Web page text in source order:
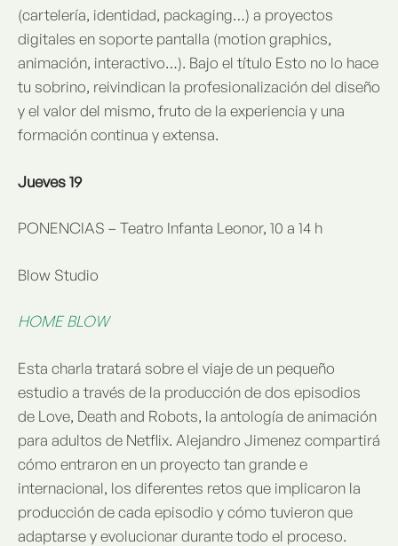
(cartelería, identidad, packaging…) a proyectos
digitales en soporte pantalla (motion graphics,
animación, interactivo…). Bajo el título Esto no lo hace
tu sobrino, reivindican la profesionalización del diseño
y el valor del mismo, fruto de la experiencia y una
formación continua y extensa.
Jueves 19
PONENCIAS – Teatro Infanta Leonor, 10 a 14 h
Blow Studio
HOME BLOW
Esta charla tratará sobre el viaje de un pequeño
estudio a través de la producción de dos episodios
de Love, Death and Robots, la antología de animación
para adultos de Netﬂix. Alejandro Jimenez compartirá
cómo entraron en un proyecto tan grande e
internacional, los diferentes retos que implicaron la
producción de cada episodio y cómo tuvieron que
adaptarse y evolucionar durante todo el proceso.